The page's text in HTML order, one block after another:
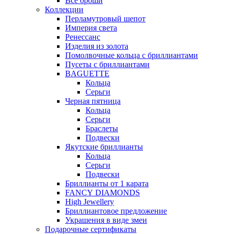
Коллекции
Перламутровый шепот
Империя света
Ренессанс
Изделия из золота
Помолвочные кольца с бриллиантами
Пусеты с бриллиантами
BAGUETTE
Кольца
Серьги
Черная пятница
Кольца
Серьги
Браслеты
Подвески
Якутские бриллианты
Кольца
Серьги
Подвески
Бриллианты от 1 карата
FANCY DIAMONDS
High Jewellery
Бриллиантовое предложение
Украшения в виде змеи
Подарочные сертификаты